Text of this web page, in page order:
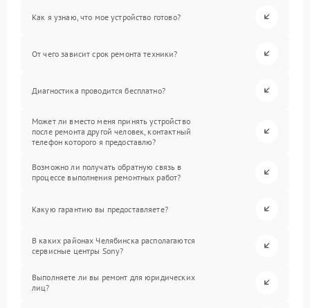
Как я узнаю, что мое устройство готово?
От чего зависит срок ремонта техники?
Диагностика проводится бесплатно?
Может ли вместо меня принять устройство
после ремонта другой человек, контактный
телефон которого я предоставлю?
Возможно ли получать обратную связь в
процессе выполнения ремонтных работ?
Какую гарантию вы предоставляете?
В каких районах Челябинска располагаются
сервисные центры Sony?
Выполняете ли вы ремонт для юридических
лиц?